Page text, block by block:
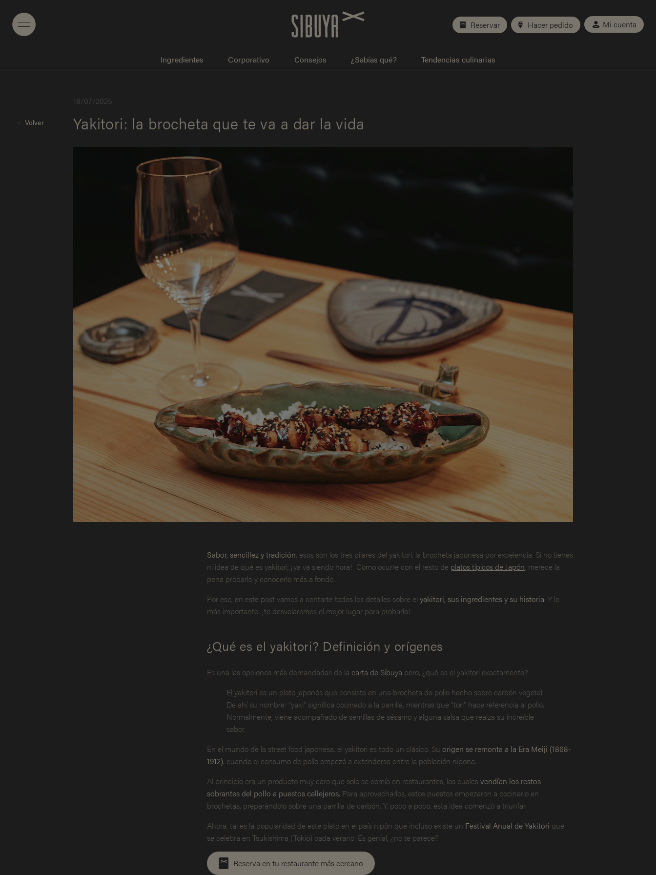
Menu Reservar Hacer pedido Mi cuenta
Ingredientes Corporativo Consejos ¿Sabías qué? Tendencias culinarias
18/07/2025
Volver Yakitori: la brocheta que te va a dar la vida
Sabor, sencillez y tradición, esos son los tres pilares del yakitori, la brocheta japonesa por excelencia. Si no tienes
ni idea de qué es yakitori, ¡ya va siendo hora! Como ocurre con el resto de platos típicos de Japón, merece la
pena probarlo y conocerlo más a fondo.
Por eso, en este post vamos a contarte todos los detalles sobre el yakitori, sus ingredientes y su historia. Y lo
más importante: ¡te desvelaremos el mejor lugar para probarlo!
¿Qué es el yakitori? Definición y orígenes
Es una las opciones más demandadas de la carta de Sibuya pero, ¿qué es el yakitori exactamente?
El yakitori es un plato japonés que consiste en una brocheta de pollo hecho sobre carbón vegetal.
De ahí su nombre: “yaki” significa cocinado a la parrilla, mientras que “tori” hace referencia al pollo.
Normalmente, viene acompañado de semillas de sésamo y alguna salsa que realza su increíble
sabor.
En el mundo de la street food japonesa, el yakitori es todo un clásico. Su origen se remonta a la Era Meiji (1868-
1912), cuando el consumo de pollo empezó a extenderse entre la población nipona.
Al principio era un producto muy caro que solo se comía en restaurantes, los cuales vendían los restos
sobrantes del pollo a puestos callejeros. Para aprovecharlos, estos puestos empezaron a cocinarlo en
brochetas, preparándolo sobre una parrilla de carbón. Y, poco a poco, esta idea comenzó a triunfar.
Ahora, tal es la popularidad de este plato en el país nipón que incluso existe un Festival Anual de Yakitori que
se celebra en Tsukishima (Tokio) cada verano. Es genial, ¿no te parece?
Reserva en tu restaurante más cercano